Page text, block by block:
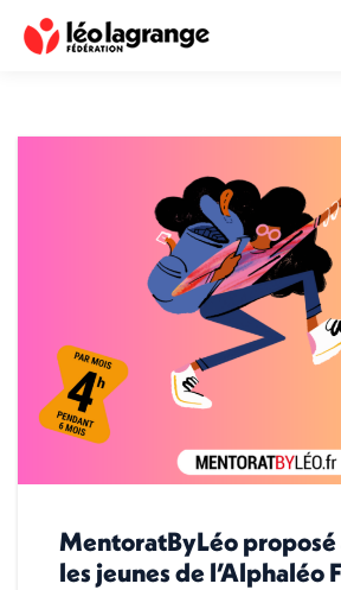
MentoratByLéo proposé
les jeunes de l’Alphaléo